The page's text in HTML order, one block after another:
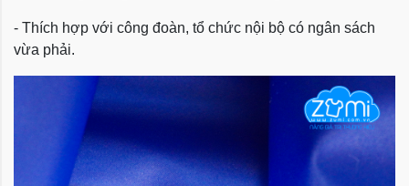
- Thích hợp với công đoàn, tổ chức nội bộ có ngân sách
vừa phải.